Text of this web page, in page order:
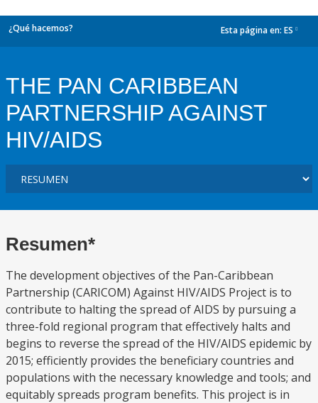
¿Qué hacemos? Esta página en: ES
THE PAN CARIBBEAN
PARTNERSHIP AGAINST
HIV/AIDS
Resumen*
The development objectives of the Pan-Caribbean
Partnership (CARICOM) Against HIV/AIDS Project is to
contribute to halting the spread of AIDS by pursuing a
three-fold regional program that effectively halts and
begins to reverse the spread of the HIV/AIDS epidemic by
2015; efficiently provides the beneficiary countries and
populations with the necessary knowledge and tools; and
equitably spreads program benefits. This project is in